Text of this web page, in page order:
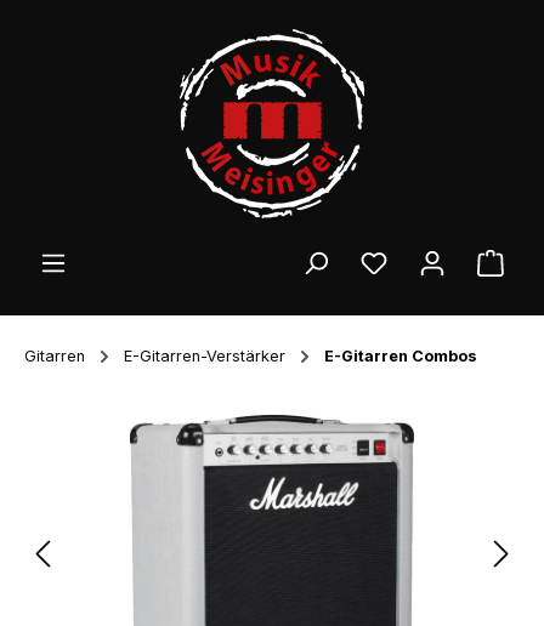
Gitarren E-Gitarren-Verstärker E-Gitarren Combos
Bildergalerie überspringen